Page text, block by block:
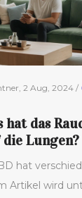
2 Aug, 2024 /
das
die Lungen?
hat
Artikel wird